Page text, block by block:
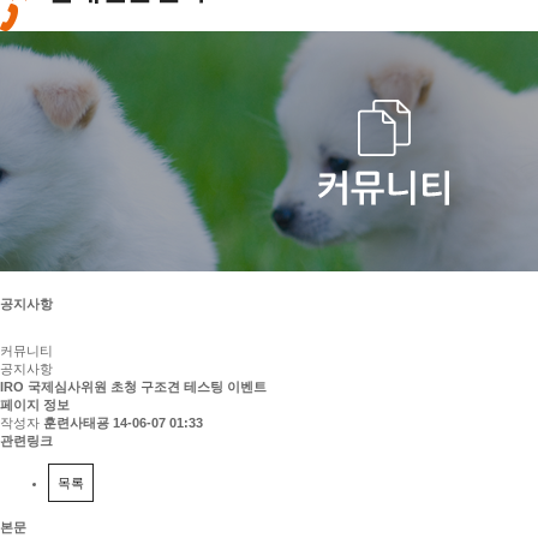
공지사항
커뮤니티
공지사항
IRO 국제심사위원 초청 구조견 테스팅 이벤트
페이지 정보
작성자 훈련사태굥 14-06-07 01:33
관련링크
목록
본문